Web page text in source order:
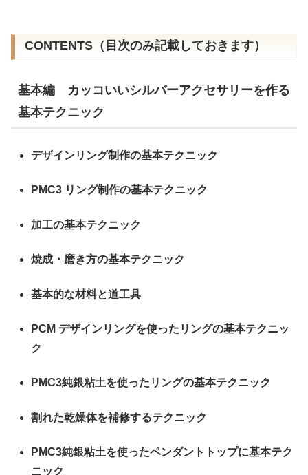
CONTENTS（目次のみ記載しておきます）
基本編 カッコいいシルバーアクセサリーを作る
基本テクニック
デザインリング制作の基本テクニック
PMC3 リング制作の基本テクニック
加工の基本テクニック
焼成・磨き方の基本テクニック
基本的な材料と道工具
PCM デザインリングを使ったリングの基本テクニッ
ク
PMC3純銀粘土を使ったリングの基本テクニック
割れた乾燥体を補修するテクニック
PMC3純銀粘土を使ったペンダントトップに基本テク
ニック